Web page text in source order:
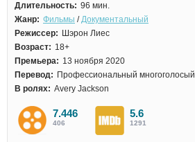
Длительность: 96 мин.
Жанр: Фильмы /Документальный
Режиссер: Шэрон Лиес
Возраст: 18+
Премьера: 13 ноября 2020
Перевод: Профессиональный многоголосый
В ролях: Avery Jackson
7.446
406
5.6
1291